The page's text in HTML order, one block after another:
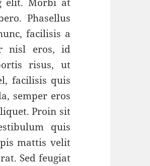
Phasellus
facilisis a
nisl eros, id
risus, ut
facilisis quis
semper eros
Proin sit
quis
mattis velit
Sed feugiat